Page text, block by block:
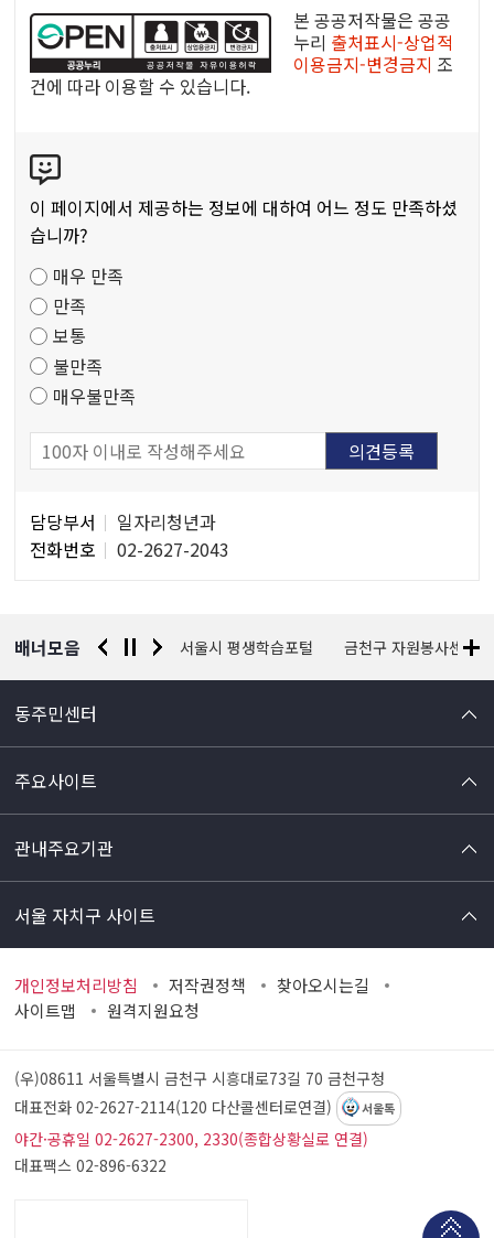
공
리
공
저
작
물
본 공공저작물은 공공
누리 출처표시-상업적
이용금지-변경금지 조
건에 따라 이용할 수 있습니다.
텐
츠
만
도
조
사
이 페이지에서 제공하는 정보에 대하여 어느 정도 만족하셨
습니까?
매우 만족
만족
보통
불만족
매우불만족
당
자
담당부서
일자리청년과
전화번호
02-2627-2043
배너모음
찰청 유실물 통합포털 서울시 평생학습포털 금천구 자원봉사센터
동주민센터
주요사이트
관내주요기관
서울 자치구 사이트
개인정보처리방침 저작권정책
찾아오시는길
사이트맵
원격지원요청
(우)08611 서울특별시 금천구 시흥대로73길 70금천구청
대표전화 02-2627-2114(120 다산콜센터로연결)
서울톡
야간·공휴일 02-2627-2300, 2330(종합상황실로 연결)
대표팩스 02-896-6322